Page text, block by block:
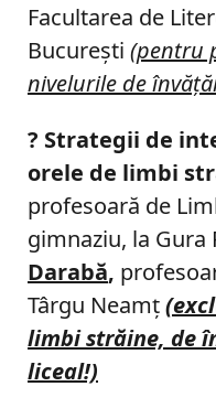
Facultarea de
Bucureşti (pentru
nivelurile de
? Strategii de
orele de limbi
profesoară de
gimnaziu, la Gura
Darabă,
Târgu Neamţ
limbi străine, de
liceal!)